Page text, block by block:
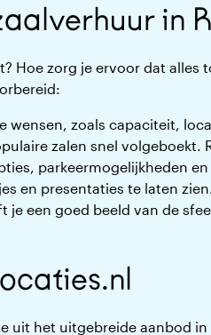
in
Hoe zorg je ervoor dat alles
wensen, zoals capaciteit,
zalen snel volgeboekt.
parkeermogelijkheden
en presentaties te laten
je een goed beeld van de
uit het uitgebreide aanbod